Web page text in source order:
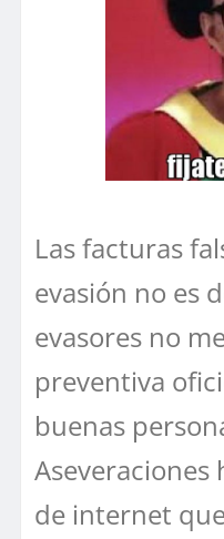
Las facturas
evasión no es
evasores no
preventiva
buenas
Aseveraciones
de internet